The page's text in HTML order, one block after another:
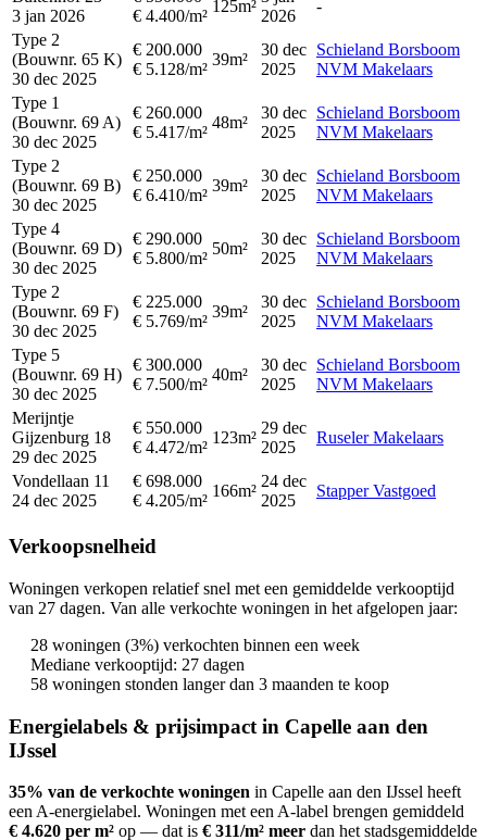
3 jan 2026
€ 4.400/m²
125m²
2026
-
Type 2
(Bouwnr. 65 K)
30 dec 2025
€ 200.000
€ 5.128/m²
39m²
30 dec
2025
Schieland Borsboom
NVM Makelaars
Type 1
(Bouwnr. 69 A)
30 dec 2025
€ 260.000
€ 5.417/m²
48m²
30 dec
2025
Schieland Borsboom
NVM Makelaars
Type 2
(Bouwnr. 69 B)
30 dec 2025
€ 250.000
€ 6.410/m²
39m²
30 dec
2025
Schieland Borsboom
NVM Makelaars
Type 4
(Bouwnr. 69 D)
30 dec 2025
€ 290.000
€ 5.800/m²
50m²
30 dec
2025
Schieland Borsboom
NVM Makelaars
Type 2
(Bouwnr. 69 F)
30 dec 2025
€ 225.000
€ 5.769/m²
39m²
30 dec
2025
Schieland Borsboom
NVM Makelaars
Type 5
(Bouwnr. 69 H)
30 dec 2025
€ 300.000
€ 7.500/m²
40m²
30 dec
2025
Schieland Borsboom
NVM Makelaars
Merijntje
Gijzenburg 18
29 dec 2025
€ 550.000
€ 4.472/m²
123m²
29 dec
2025
Ruseler Makelaars
Vondellaan 11
24 dec 2025
€ 698.000
€ 4.205/m²
166m²
24 dec
2025
Stapper Vastgoed
Verkoopsnelheid
Woningen verkopen relatief snel met een gemiddelde verkooptijd
van 27 dagen. Van alle verkochte woningen in het afgelopen jaar:
28 woningen (3%) verkochten binnen een week
Mediane verkooptijd: 27 dagen
58 woningen stonden langer dan 3 maanden te koop
Energielabels & prijsimpact in Capelle aan den
IJssel
35% van de verkochte woningen in Capelle aan den IJssel heeft
een A-energielabel. Woningen met een A-label brengen gemiddeld
€ 4.620 per m² op — dat is € 311/m² meer dan het stadsgemiddelde